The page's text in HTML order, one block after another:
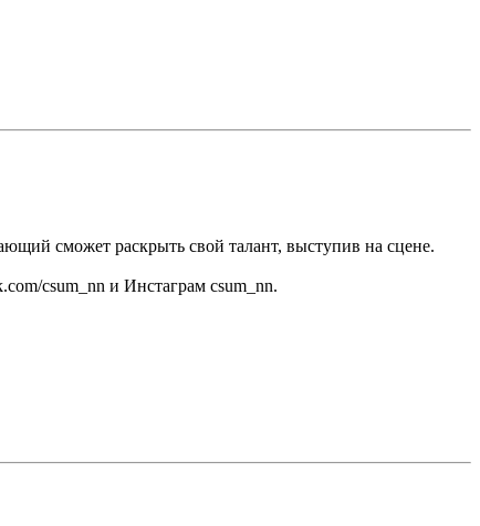
сможет раскрыть свой талант, выступив на сцене.
csum_nn и Инстаграм csum_nn.